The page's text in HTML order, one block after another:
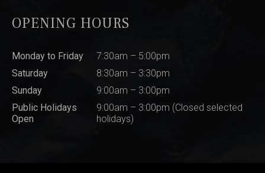
OPENING HOURS
Monday to Friday
7:30am – 5:00pm
Saturday
8:30am – 3:30pm
Sunday
9:00am – 3:00pm
Public Holidays
Open
9:00am – 3:00pm (Closed selected
holidays)